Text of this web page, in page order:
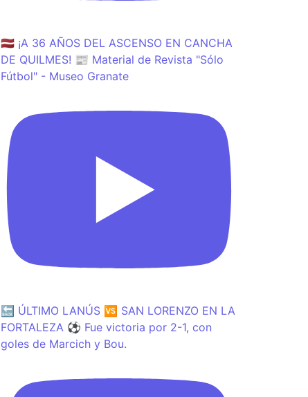
🇱🇻 ¡A 36 AÑOS DEL ASCENSO EN CANCHA
DE QUILMES! 📰 Material de Revista "Sólo
Fútbol" - Museo Granate
🔙 ÚLTIMO LANÚS 🆚 SAN LORENZO EN LA
FORTALEZA ⚽️ Fue victoria por 2-1, con
goles de Marcich y Bou.